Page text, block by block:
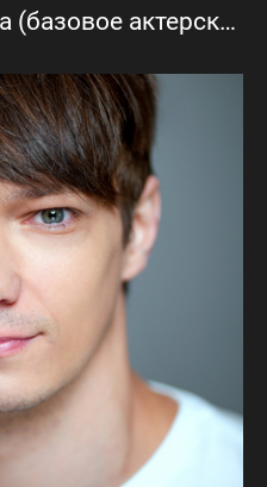
Евгения Кондратьева (базовое актерское портфолио)